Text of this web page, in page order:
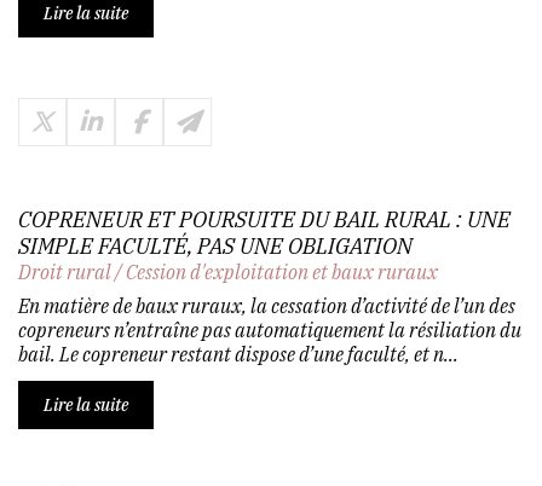
Lire la suite
COPRENEUR ET POURSUITE DU BAIL RURAL : UNE
SIMPLE FACULTÉ, PAS UNE OBLIGATION
Droit rural/Cession d'exploitation et baux ruraux
En matière de baux ruraux, la cessation d’activité de l’un des
copreneurs n’entraîne pas automatiquement la résiliation du
bail. Le copreneur restant dispose d’une faculté, et n...
Lire la suite